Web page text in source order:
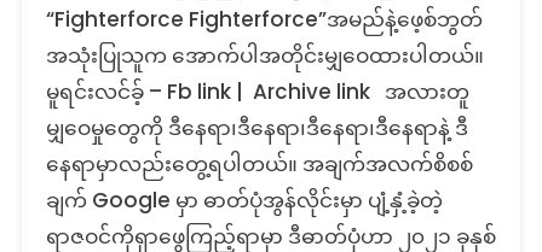
ပါ
“Fighterforce Fighterforce”အမည်နဲ့ဖေ့စ်ဘွတ်
အသုံးပြုသူက အောက်ပါအတိုင်းမျှဝေထားပါတယ်။
မူရင်းလင်ခ့် – Fb link | Archive link အလားတူ
မျှဝေမှုတွေကို ဒီနေရာ၊ဒီနေရာ၊ဒီနေရာ၊ဒီနေရာနဲ့ ဒီ
နေရာမှာလည်းတွေ့ရပါတယ်။ အချက်အလက်စိစစ်
ချက် Google မှာ ဓာတ်ပုံအွန်လိုင်းမှာ ပျံ့နှံ့ခဲ့တဲ့
ရာဇဝင်ကိုရှာဖွေကြည့်ရာမှာ ဒီဓာတ်ပုံဟာ ၂၀၂၁ ခုနှစ်